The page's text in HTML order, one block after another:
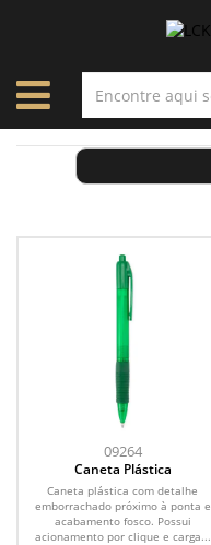
09264
Caneta Plástica
Caneta plástica com detalhe
emborrachado próximo à ponta e
acabamento fosco. Possui
acionamento por clique e carga...